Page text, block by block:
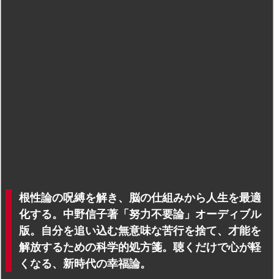
根性論の呪縛を解き、脳の仕組みから人生を最適
化する。中野信子著「努力不要論」オーディブル
版。自分を追い込む無意味な苦行を捨て、才能を
解放するための科学的処方箋。聴くだけで心が軽
くなる、新時代の幸福論。